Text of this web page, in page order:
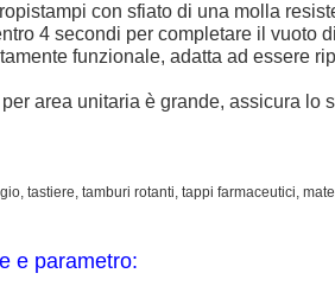
con sfiato di una molla
4 secondi per completare il vuoto
funzionale, adatta ad essere
area unitaria è grande, assicura
tastiere, tamburi rotanti, tappi farmaceutici,
e parametro: